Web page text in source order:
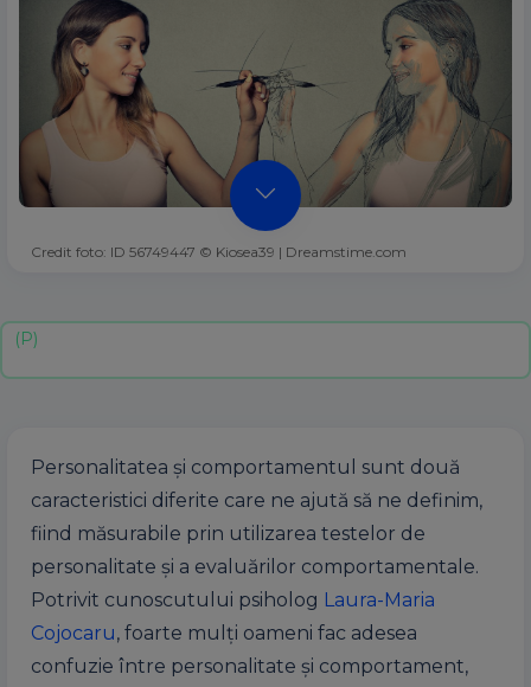
Credit foto: ID 56749447 © Kiosea39 | Dreamstime.com
Personalitatea și comportamentul sunt două
caracteristici diferite care ne ajută să ne definim,
fiind măsurabile prin utilizarea testelor de
personalitate și a evaluărilor comportamentale.
Potrivit cunoscutului psiholog Laura-Maria
Cojocaru, foarte mulți oameni fac adesea
confuzie între personalitate și comportament,